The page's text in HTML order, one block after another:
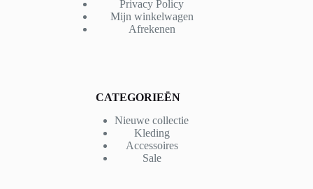
Privacy Policy
Mijn winkelwagen
Afrekenen
CATEGORIEËN
Nieuwe collectie
Kleding
Accessoires
Sale